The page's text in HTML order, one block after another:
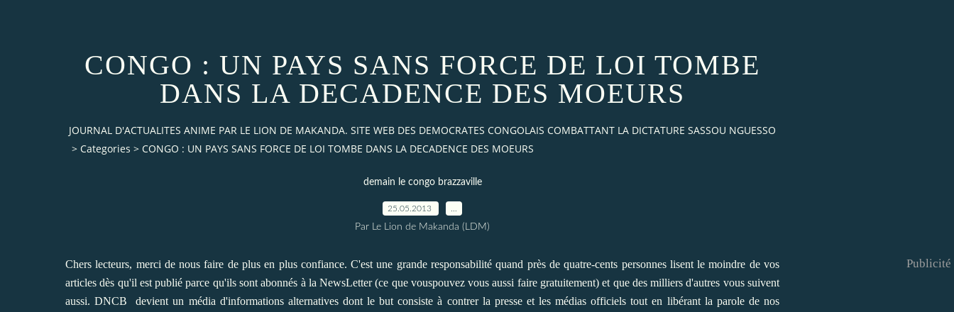
CONGO : UN PAYS SANS FORCE DE LOI TOMBE
DANS LA DECADENCE DES MOEURS
JOURNAL D'ACTUALITES ANIME PAR LE LION DE MAKANDA. SITE WEB DES DEMOCRATES CONGOLAIS COMBATTANT LA DICTATURE SASSOU NGUESSO
> Categories > CONGO : UN PAYS SANS FORCE DE LOI TOMBE DANS LA DECADENCE DES MOEURS
demain le congo brazzaville
25.05.2013
Par Le Lion de Makanda (LDM)
Chers lecteurs, merci de nous faire de plus en plus confiance. C'est une grande responsabilité quand près de quatre-cents personnes lisent le moindre de vos
articles dès qu'il est publié parce qu'ils sont abonnés à la NewsLetter (ce que vouspouvez vous aussi faire gratuitement) et que des milliers d'autres vous suivent
aussi. DNCB devient un média d'informations alternatives dont le but consiste à contrer la presse et les médias officiels tout en libérant la parole de nos
Publicité